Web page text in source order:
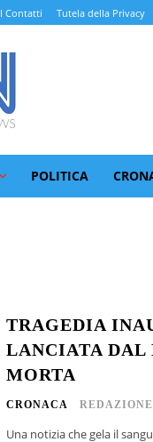
I Contatti Tutela della Privacy
POLITICA
TRAGEDIA
LANCIATA DAL
MORTA
CRONACA
Una notizia che gela il